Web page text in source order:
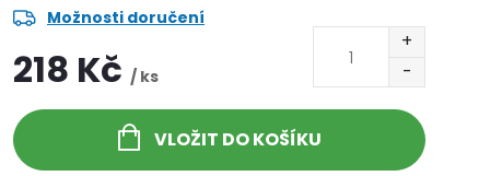
Možnosti doručení
218 Kč / ks
VLOŽIT DO KOŠÍKU